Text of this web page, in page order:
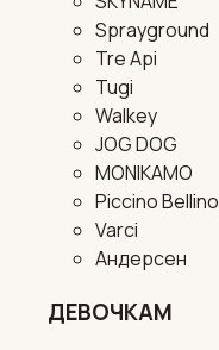
Sprayground
Tre Api
Tugi
Walkey
JOG DOG
MONIKAMO
Piccino Bellino
Varci
Андерсен
ДЕВОЧКАМ